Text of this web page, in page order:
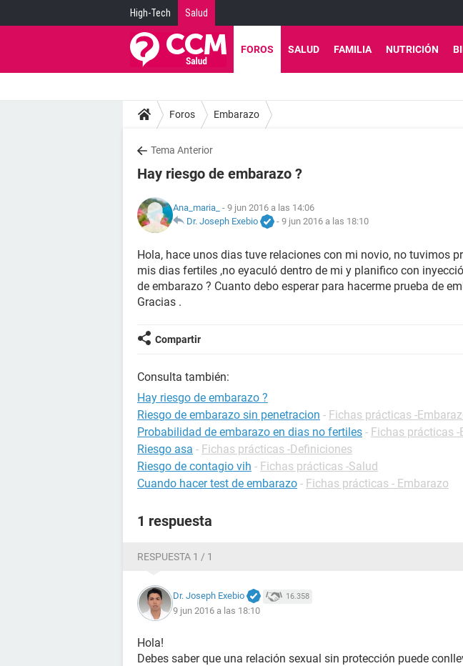
High-Tech Salud
FOROS SALUD FAMILIA NUTRICIÓN
Foros Embarazo
Tema Anterior
Hay riesgo de embarazo ?
Ana_maria_ - 9 jun 2016 a las 14:06
Dr. Joseph Exebio
- 9 jun 2016 a las 18:10
Hola, hace unos dias tuve relaciones con mi novio, no tuvimos
mis dias fertiles ,no eyaculó dentro de mi y planifico con
de embarazo ? Cuanto debo esperar para hacerme prueba de
Gracias .
Compartir
Consulta también:
Hay riesgo de embarazo ?
Riesgo de embarazo sin penetracion - Fichas prácticas -
Probabilidad de embarazo en dias no fertiles - Fichas prácticas -
Riesgo asa - Fichas prácticas -Definiciones
Riesgo de contagio vih - Fichas prácticas -Salud
Cuando hacer test de embarazo - Fichas prácticas - Embarazo
1 respuesta
RESPUESTA 1 / 1
Dr. Joseph Exebio 16.358
9 jun 2016 a las 18:10
Hola!
Debes saber que una relación sexual sin protección puede